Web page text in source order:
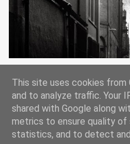
Lee Jeffries
This site uses cookies
and to analyze traffic. Your
shared with Google along
metrics to ensure quality of
statistics, and to detect